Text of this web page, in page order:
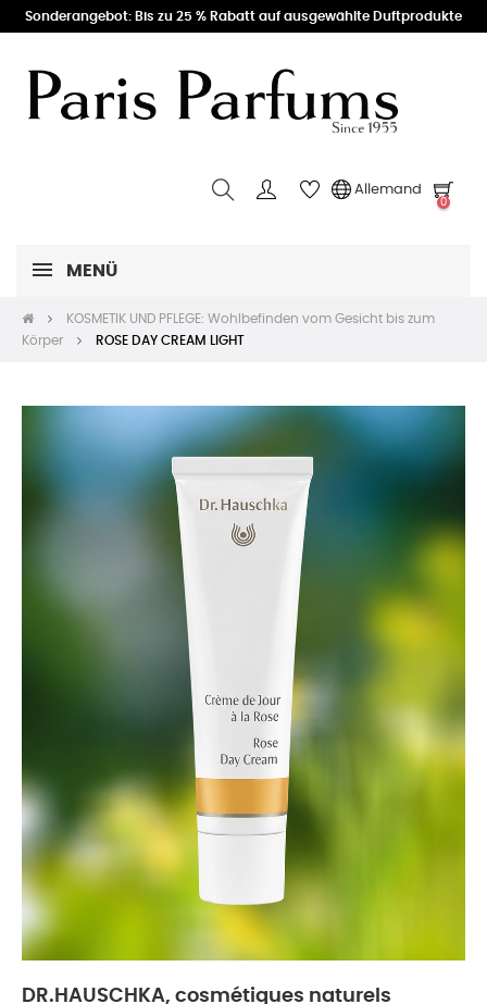
Sonderangebot: Bis zu 25 % Rabatt auf ausgewählte Duftprodukte
Allemand
0
MENÜ
KOSMETIK UND PFLEGE: Wohlbefinden vom Gesicht bis zum
Körper
ROSE DAY CREAM LIGHT
DR.HAUSCHKA, cosmétiques naturels